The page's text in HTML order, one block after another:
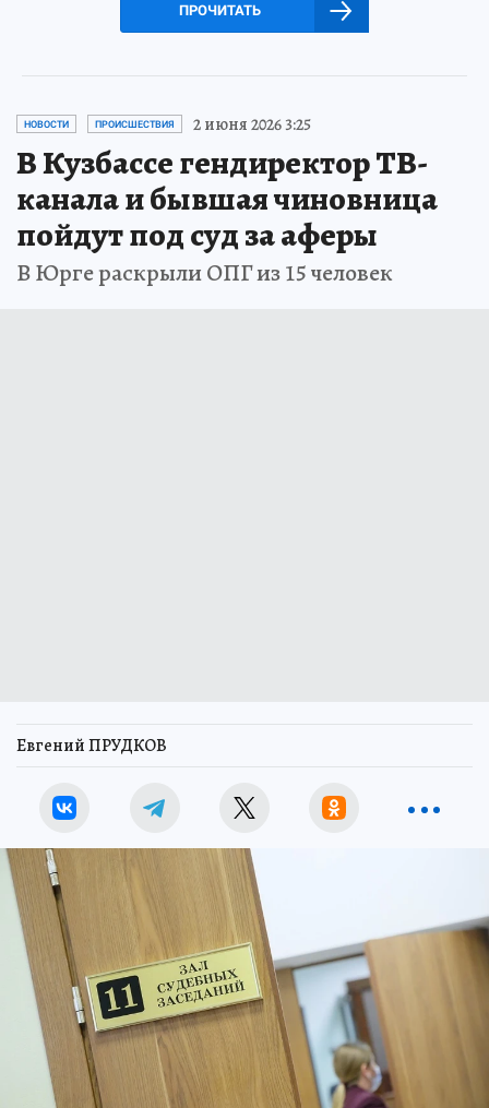
ПРОЧИТАТЬ
НОВОСТИ ПРОИСШЕСТВИЯ 2 июня 2026 3:25
В Кузбассе гендиректор ТВ-
канала и бывшая чиновница
пойдут под суд за аферы
В Юрге раскрыли ОПГ из 15 человек
Евгений ПРУДКОВ